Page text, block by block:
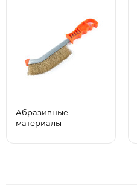
Абразивные
материалы